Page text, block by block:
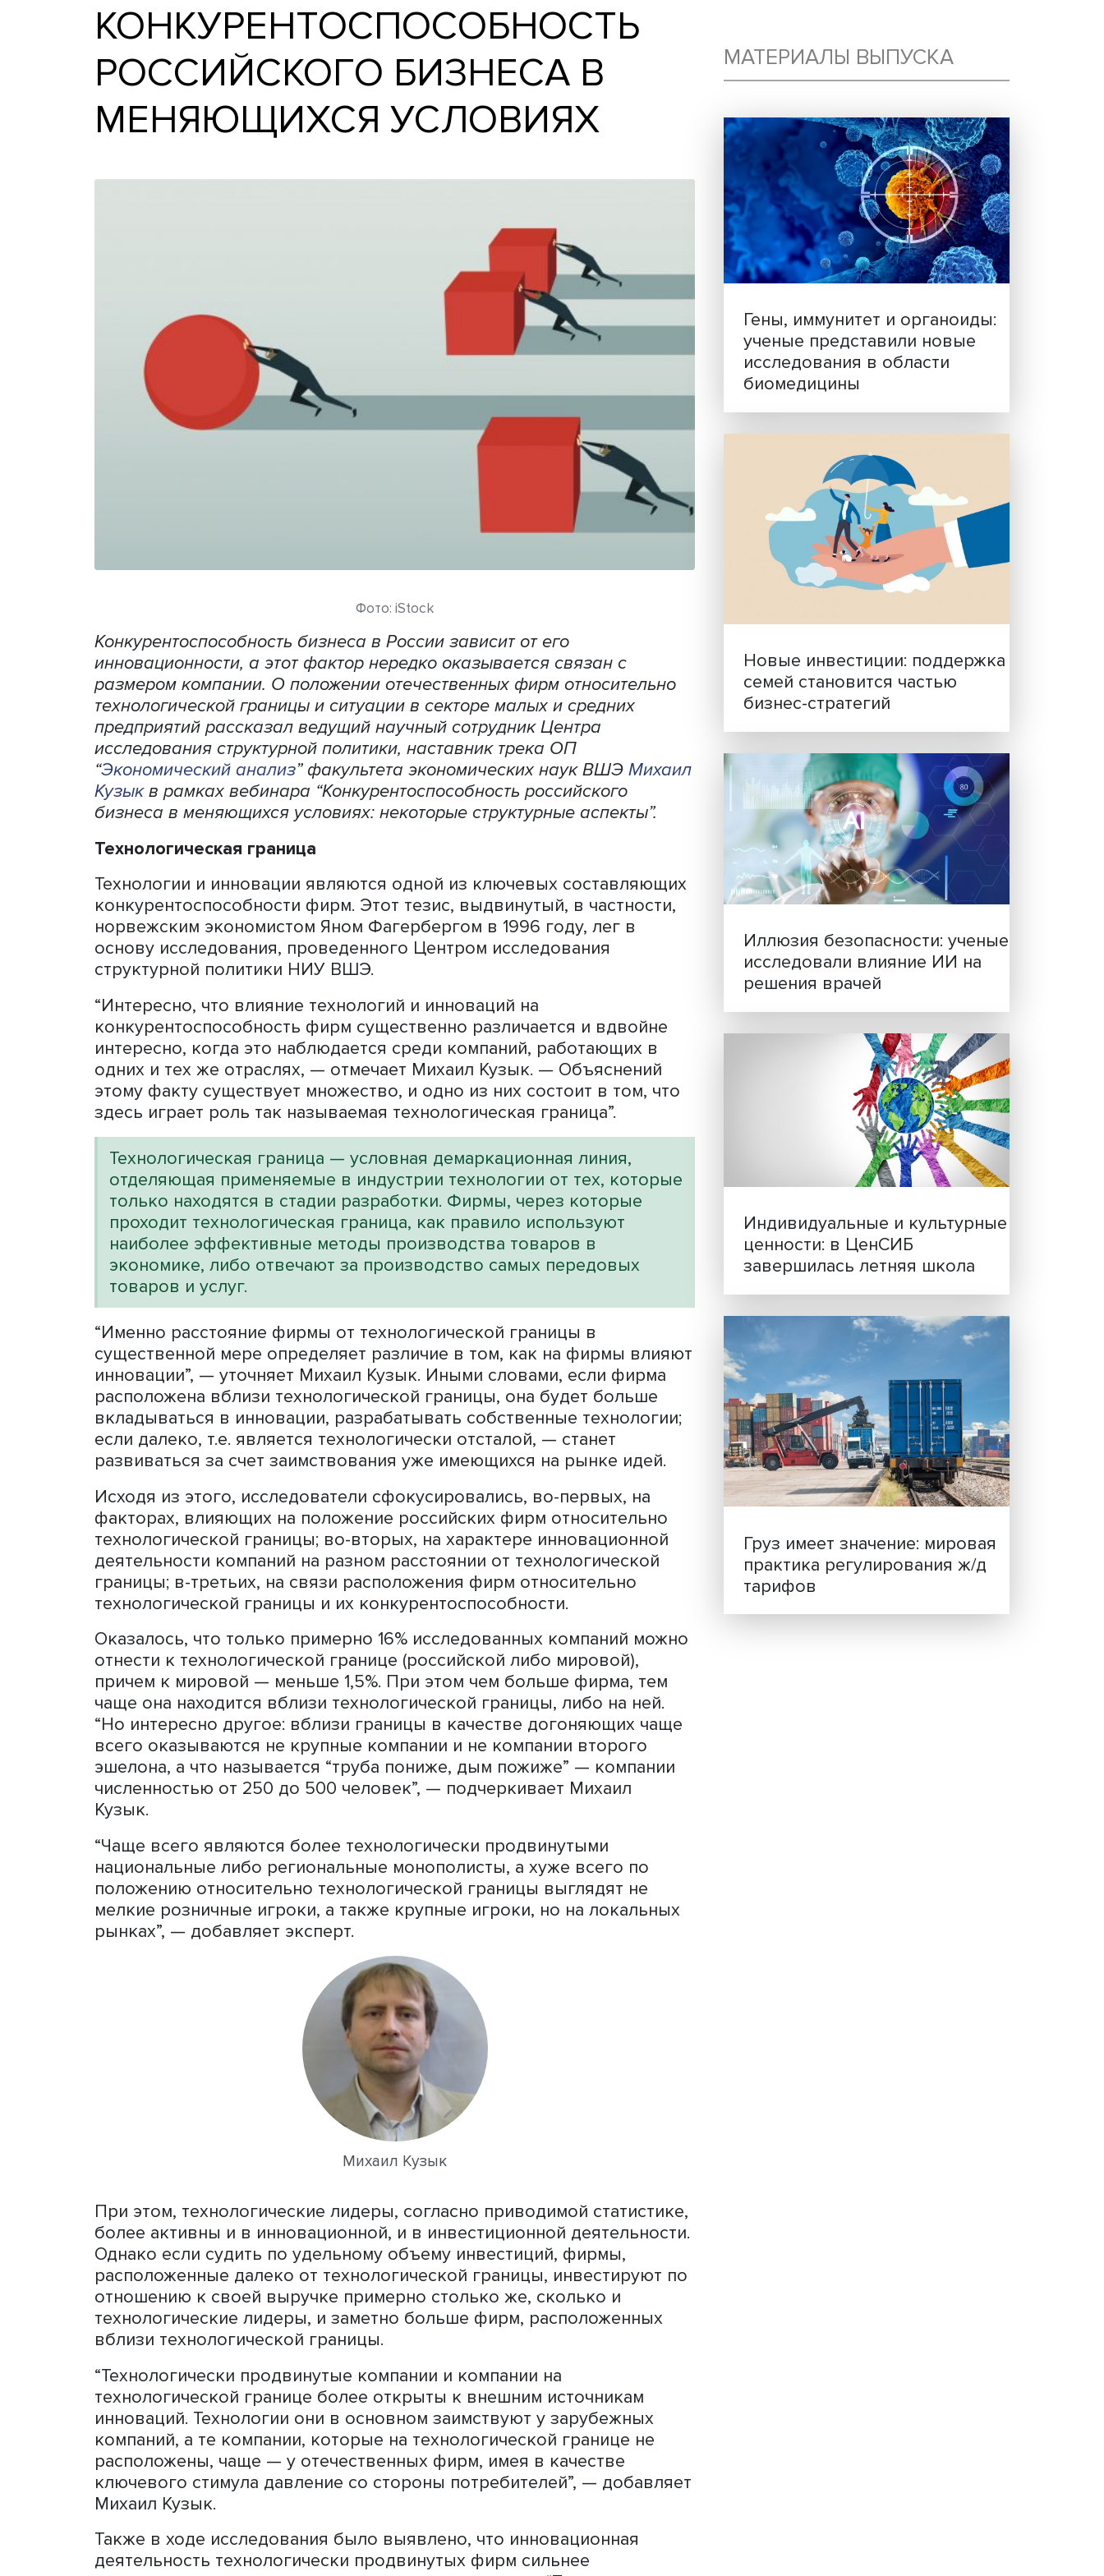
КОНКУРЕНТОСПОСОБНОСТЬ
РОССИЙСКОГО БИЗНЕСА В
МЕНЯЮЩИХСЯ УСЛОВИЯХ
Фото: iStock
Конкурентоспособность бизнеса в России зависит от его
инновационности, а этот фактор нередко оказывается связан с
размером компании. О положении отечественных фирм относительно
предприятий рассказал ведущий научный сотрудник Центра
исследования структурной политики, наставник трека ОП
“Экономический анализ” факультета экономических наук ВШЭ Михаил
Кузыкв рамках вебинара “Конкурентоспособность российского
бизнеса в меняющихся условиях: некоторые структурные аспекты”.
Технологическая граница
Технологии и инновации являются одной из ключевых составляющих
конкурентоспособности фирм. Этот тезис, выдвинутый, в частности,
норвежским экономистом Яном Фагербергом в 1996 году, лег в
основу исследования, проведенного Центром исследования
структурной политики НИУ ВШЭ.
“Интересно, что влияние технологий и инноваций на
конкурентоспособность фирм существенно различается и вдвойне
интересно, когда это наблюдается среди компаний, работающих в
одних и тех же отраслях, — отмечает Михаил Кузык. — Объяснений
этому факту существует множество, и одно из них состоит в том, что
здесь играет роль так называемая технологическая граница”.
Технологическая граница — условная демаркационная линия,
отделяющая применяемые в индустрии технологии от тех, которые
только находятся в стадии разработки. Фирмы, через которые
проходит технологическая граница, как правило используют
наиболее эффективные методы производства товаров в
экономике, либо отвечают за производство самых передовых
товаров и услуг.
“Именно расстояние фирмы от технологической границы в
существенной мере определяет различие в том, как на фирмы влияют
инновации”, — уточняет Михаил Кузык. Иными словами, если фирма
расположена вблизи технологической границы, она будет больше
вкладываться в инновации, разрабатывать собственные технологии;
если далеко, т.е. является технологически отсталой, — станет
развиваться за счет заимствования уже имеющихся на рынке идей.
Исходя из этого, исследователи сфокусировались, во-первых, на
факторах, влияющих на положение российских фирм относительно
технологической границы; во-вторых, на характере инновационной
деятельности компаний на разном расстоянии от технологической
границы; в-третьих, на связи расположения фирм относительно
технологической границы и их конкурентоспособности.
Оказалось, что только примерно 16% исследованных компаний можно
отнести к технологической границе (российской либо мировой),
причем к мировой — меньше 1,5%. При этом чем больше фирма, тем
чаще она находится вблизи технологической границы, либо на ней.
“Но интересно другое: вблизи границы в качестве догоняющих чаще
всего оказываются не крупные компании и не компании второго
эшелона, а что называется “труба пониже, дым пожиже” — компании
численностью от 250 до 500 человек”, — подчеркивает Михаил
“Чаще всего являются более технологически продвинутыми
национальные либо региональные монополисты, а хуже всего по
положению относительно технологической границы выглядят не
мелкие розничные игроки, а также крупные игроки, но на локальных
рынках”, — добавляет эксперт.
Михаил Кузык
МАТЕРИАЛЫ ВЫПУСКА
ученые представили
исследования в области
биомедицины
Новые инвестиции:
семей становится частью
бизнес-стратегий
Иллюзия безопасности:
исследовали влияние
решения врачей
Индивидуальные и
ценности: в ЦенСИБ
завершилась летняя